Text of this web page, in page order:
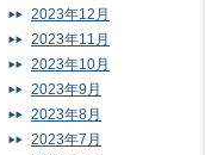
2023年12月
2023年11月
2023年10月
2023年9月
2023年8月
2023年7月